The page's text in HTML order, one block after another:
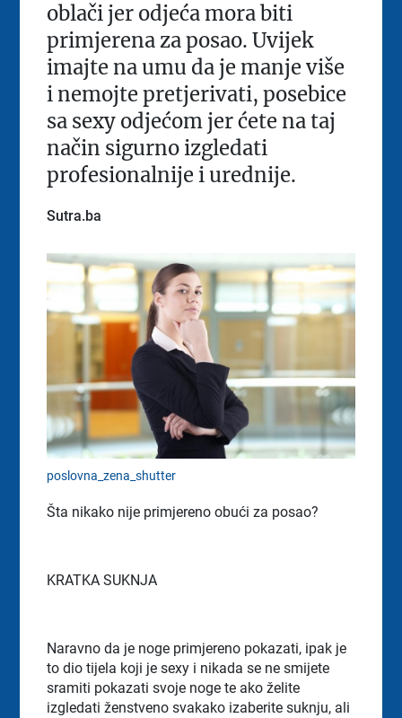
oblači jer odjeća mora biti
primjerena za posao. Uvijek
imajte na umu da je manje više
i nemojte pretjerivati, posebice
sa sexy odjećom jer ćete na taj
način sigurno izgledati
profesionalnije i urednije.
Sutra.ba
poslovna_zena_shutter
Šta nikako nije primjereno obući za posao?
KRATKA SUKNJA
Naravno da je noge primjereno pokazati, ipak je
to dio tijela koji je sexy i nikada se ne smijete
sramiti pokazati svoje noge te ako želite
izgledati ženstveno svakako izaberite suknju, ali